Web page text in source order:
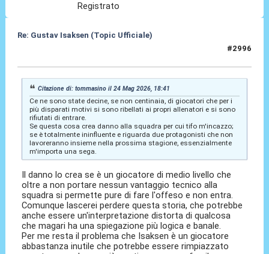
Registrato
Re: Gustav Isaksen (Topic Ufficiale)
#2996
Citazione di: tommasino il 24 Mag 2026, 18:41
Ce ne sono state decine, se non centinaia, di giocatori che per i
più disparati motivi si sono ribellati ai propri allenatori e si sono
rifiutati di entrare.
Se questa cosa crea danno alla squadra per cui tifo m'incazzo;
se è totalmente ininfluente e riguarda due protagonisti che non
lavoreranno insieme nella prossima stagione, essenzialmente
m'importa una sega.
Il danno lo crea se è un giocatore di medio livello che
oltre a non portare nessun vantaggio tecnico alla
squadra si permette pure di fare l'offeso e non entra.
Comunque lascerei perdere questa storia, che potrebbe
anche essere un'interpretazione distorta di qualcosa
che magari ha una spiegazione più logica e banale.
Per me resta il problema che Isaksen è un giocatore
abbastanza inutile che potrebbe essere rimpiazzato